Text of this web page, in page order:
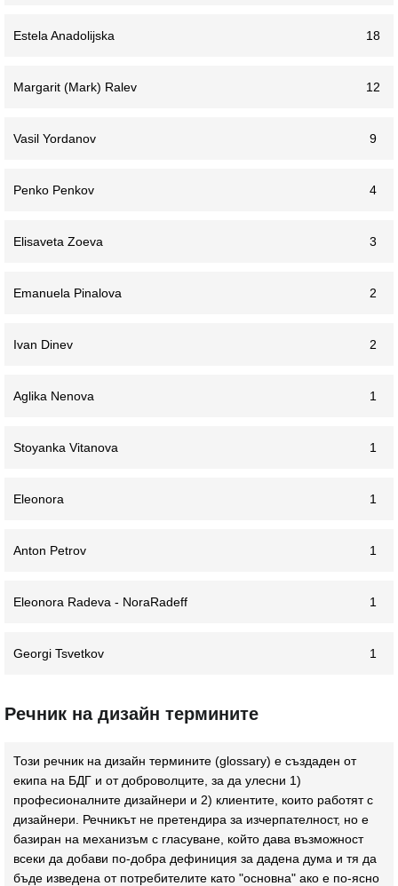
Estela Anadolijska 18
Margarit (Mark) Ralev 12
Vasil Yordanov 9
Penko Penkov 4
Elisaveta Zoeva 3
Emanuela Pinalova 2
Ivan Dinev 2
Aglika Nenova 1
Stoyanka Vitanova 1
Eleonora 1
Anton Petrov 1
Eleonora Radeva - NoraRadeff 1
Georgi Tsvetkov 1
Речник на дизайн термините
Този речник на дизайн термините (glossary) e създаден от
екипа на БДГ и от доброволците, за да улесни 1)
професионалните дизайнери и 2) клиентите, които работят с
дизайнери. Речникът не претендира за изчерпателност, но е
базиран на механизъм с гласуване, който дава възможност
всеки да добави по-добра дефиниция за дадена дума и тя да
бъде изведена от потребителите като "основна" ако е по-ясно